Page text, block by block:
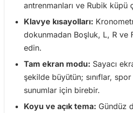
antrenmanları ve Rubik
Klavye kısayolları:
dokunmadan Boşluk, L, R ve
edin.
Tam ekran modu: Sayacı
şekilde büyütün; sınıflar,
sunumlar için birebir.
Koyu ve açık tema: Gündüz